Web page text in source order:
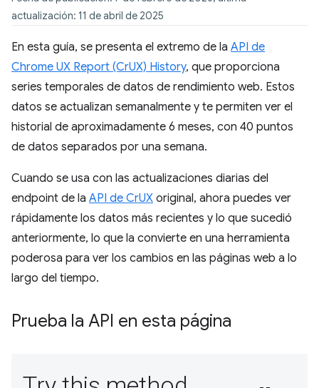
actualización: 11 de abril de 2025
En esta guía, se presenta el extremo de la API de
Chrome UX Report (CrUX) History, que proporciona
series temporales de datos de rendimiento web. Estos
datos se actualizan semanalmente y te permiten ver el
historial de aproximadamente 6 meses, con 40 puntos
de datos separados por una semana.
Cuando se usa con las actualizaciones diarias del
endpoint de la API de CrUX original, ahora puedes ver
rápidamente los datos más recientes y lo que sucedió
anteriormente, lo que la convierte en una herramienta
poderosa para ver los cambios en las páginas web a lo
largo del tiempo.
Prueba la API en esta página